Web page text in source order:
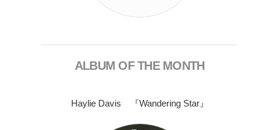
ALBUM OF THE MONTH
Haylie Davis 『Wandering Star』